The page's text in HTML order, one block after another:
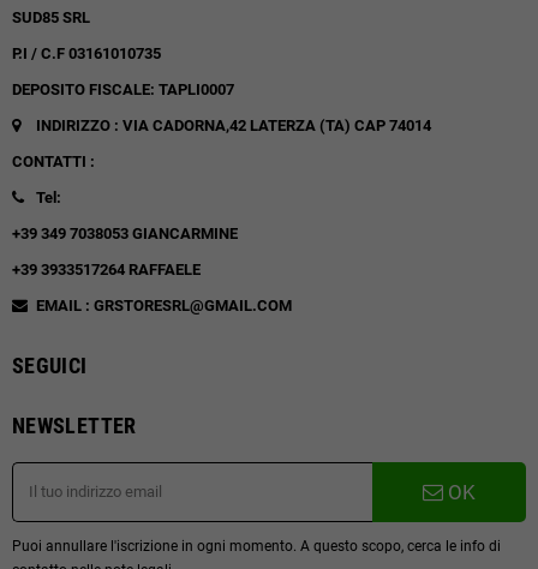
SUD85 SRL
P.I / C.F 03161010735
DEPOSITO FISCALE: TAPLI0007
INDIRIZZO : VIA CADORNA,42 LATERZA (TA) CAP 74014
CONTATTI :
Tel:
+39 349 7038053 GIANCARMINE
+39 3933517264 RAFFAELE
EMAIL : GRSTORESRL@GMAIL.COM
SEGUICI
NEWSLETTER
OK
Puoi annullare l'iscrizione in ogni momento. A questo scopo, cerca le info di